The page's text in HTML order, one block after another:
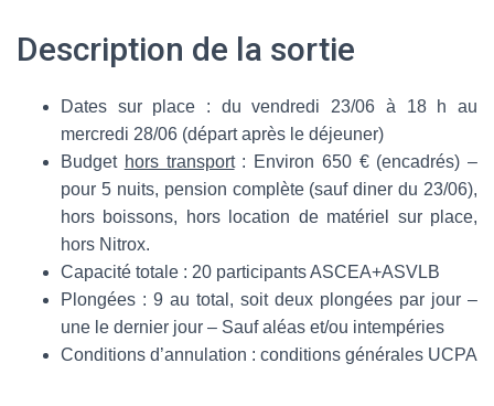
Description de la sortie
Dates sur place : du vendredi 23/06 à 18 h au
mercredi 28/06 (départ après le déjeuner)
Budget hors transport: Environ 650 € (encadrés) –
pour 5 nuits, pension complète (sauf diner du 23/06),
hors boissons, hors location de matériel sur place,
hors Nitrox.
Capacité totale : 20 participants ASCEA+ASVLB
Plongées : 9 au total, soit deux plongées par jour –
une le dernier jour – Sauf aléas et/ou intempéries
Conditions d’annulation : conditions générales UCPA